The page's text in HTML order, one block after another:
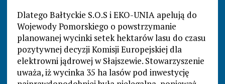
Dlatego Bałtyckie S.O.S i EKO-UNIA apelują do
Wojewody Pomorskiego o powstrzymanie
planowanej wycinki setek hektarów lasu do czasu
pozytywnej decyzji Komisji Europejskiej dla
elektrowni jądrowej w Słajszewie. Stowarzyszenie
uważa, iż wycinka 35 ha lasów pod inwestycję